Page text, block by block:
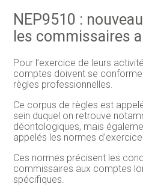
NEP9510 :
les commissaires
Pour l’exercice de leurs
comptes doivent se
règles professionnelles.
Ce corpus de règles est
sein duquel on retrouve
déontologiques, mais
appelés les normes
Ces normes précisent les
commissaires aux comptes
spécifiques.